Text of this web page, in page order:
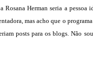
Rosana Herman seria a pessoa
mas acho que o
posts para os blogs. Não